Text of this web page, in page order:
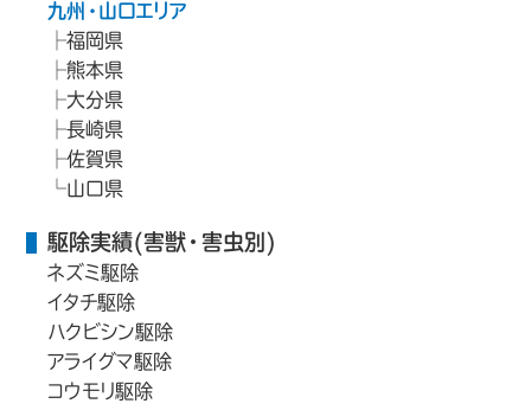
九州・山口エリア
福岡県
熊本県
大分県
長崎県
佐賀県
山口県
駆除実績(害獣・害虫別)
ネズミ駆除
イタチ駆除
ハクビシン駆除
アライグマ駆除
コウモリ駆除